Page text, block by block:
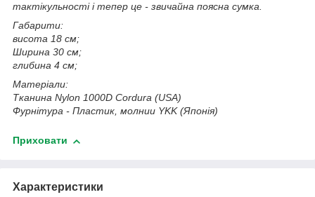
тактікульності і тепер це - звичайна поясна сумка.
Габарити:
висота 18 см;
Ширина 30 см;
глибина 4 см;
Матеріали:
Тканина Nylon 1000D Cordura (USA)
Фурнітура - Пластик, молнии YKK (Японія)
Приховати
Характеристики